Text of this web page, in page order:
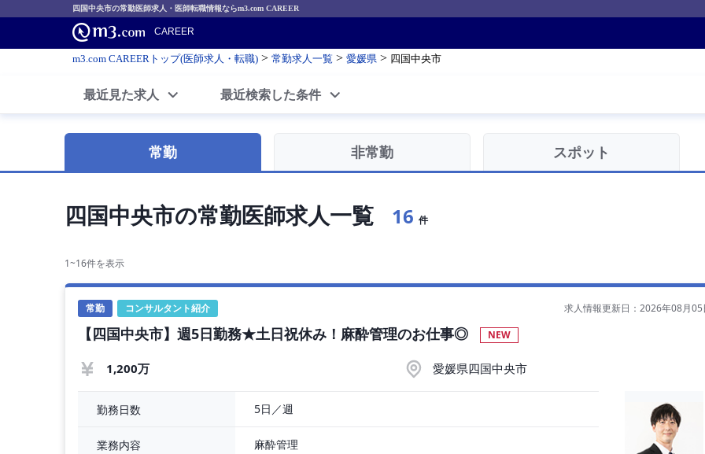
四国中央市の常勤医師求人・医師転職情報ならm3.com CAREER
CAREER
m3.com CAREERトップ(医師求人・転職) > 常勤求人一覧 > 愛媛県 > 四国中央市
最近見た求人 最近検索した条件
常勤 非常勤 スポット
四国中央市の常勤医師求人一覧 16 件
1~16件を表示
常勤 コンサルタント紹介 求人情報更新日：2026年08月05
【四国中央市】週5日勤務★土日祝休み！麻酔管理のお仕事◎ NEW
1,200万 愛媛県四国中央市
勤務日数 5日／週
業務内容 麻酔管理